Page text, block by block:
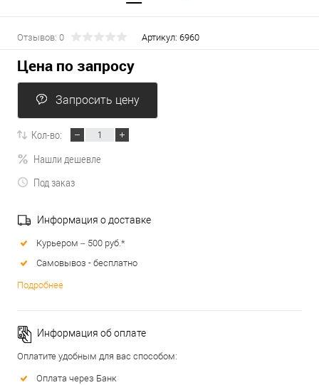
Отзывов: 0 Артикул: 6960
Цена по запросу
Запросить цену
Кол-во:
Нашли дешевле
Под заказ
Информация о доставке
Курьером – 500 руб.*
Самовывоз - бесплатно
Подробнее
Информация об оплате
Оплатите удобным для вас способом:
Оплата через Банк